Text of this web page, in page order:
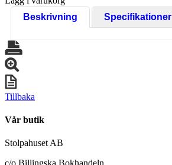
Beskrivning
Specifikationer
Tillbaka
Vår butik
Stolpahuset AB